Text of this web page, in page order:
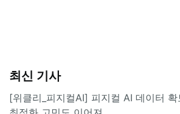
최신 기사
[위클리_피지컬AI] 피지컬 AI 데이터